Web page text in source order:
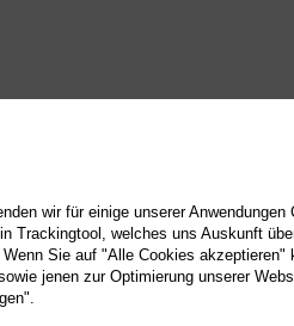
Cookie
wir für einige unserer Anwendungen
Trackingtool, welches uns Auskunft
Sie auf "Alle Cookies
jenen zur Optimierung unserer